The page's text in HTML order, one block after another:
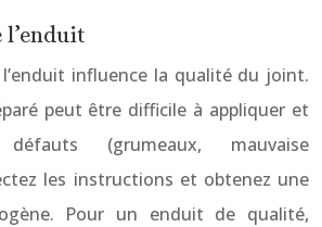
influence la qualité du joint.
peut être difficile à appliquer et
(grumeaux, mauvaise
les instructions et obtenez une
Pour un enduit de qualité,